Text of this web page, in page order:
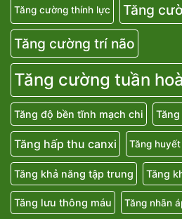
Tăng cường thính lực
Tăng
Tăng cường trí não
Tăng cường tuần
Tăng độ bền tĩnh mạch chi
Tăng hấp thu canxi Tăng
Tăng khả năng tập trung Tăng
Tăng lưu thông máu Tăng nhãn